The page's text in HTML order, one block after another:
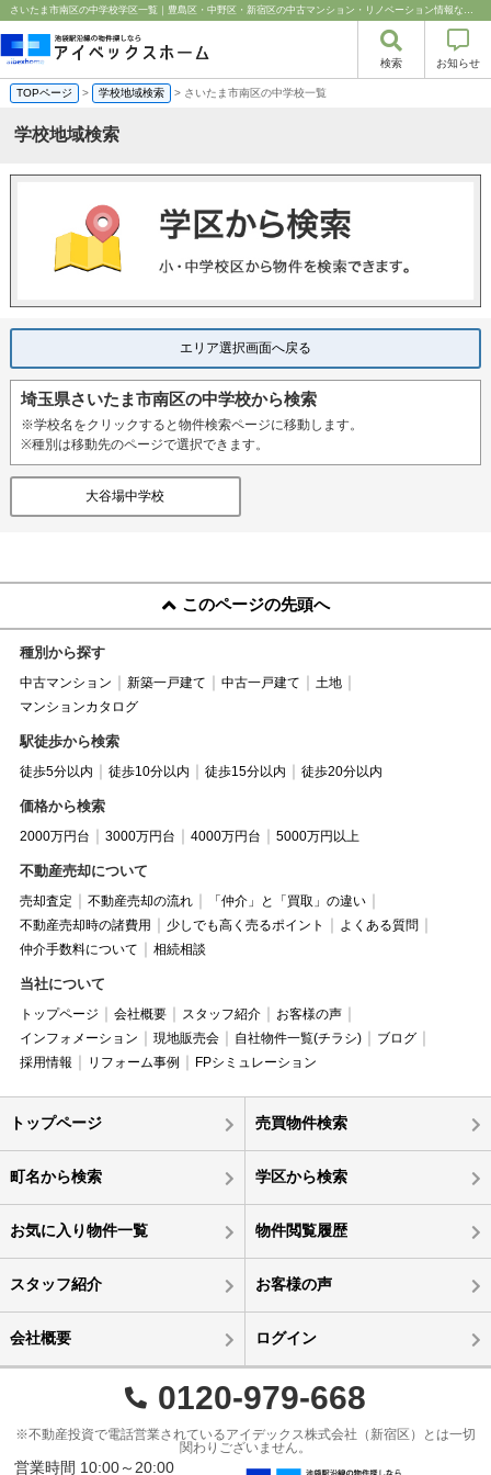
さいたま市南区の中学校学区一覧｜豊島区・中野区・新宿区の中古マンション・リノベーション情報なら池袋のアイベックスホーム！%
検索 お知らせ
TOPページ > 学校地域検索 > さいたま市南区の中学校一覧
学校地域検索
エリア選択画面へ戻る
埼玉県さいたま市南区の中学校から検索
※学校名をクリックすると物件検索ページに移動します。
※種別は移動先のページで選択できます。
大谷場中学校
このページの先頭へ
種別から探す
中古マンション 新築一戸建て 中古一戸建て
土地
マンションカタログ
駅徒歩から検索
徒歩5分以内 徒歩10分以内 徒歩15分以内 徒歩20分以内
価格から検索
2000万円台 3000万円台 4000万円台 5000万円以上
不動産売却について
売却査定 不動産売却の流れ
「仲介」と「買取」の違い
不動産売却時の諸費用
少しでも高く売るポイント
よくある質問
仲介手数料について
相続相談
当社について
トップページ 会社概要 スタッフ紹介
お客様の声
インフォメーション
現地販売会 自社物件一覧(チラシ)
ブログ
採用情報
リフォーム事例 FPシミュレーション
トップページ 売買物件検索
町名から検索 学区から検索
お気に入り物件一覧 物件閲覧履歴
スタッフ紹介 お客様の声
会社概要 ログイン
0120-979-668
※不動産投資で電話営業されているアイデックス株式会社（新宿区）とは一切
関わりございません。
営業時間 10:00～20:00